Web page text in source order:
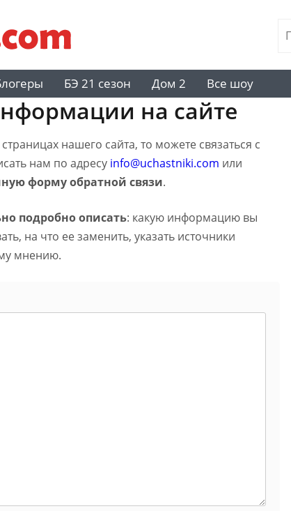
БЭ 21 сезон Дом 2 Все шоу
на сайте
нашего сайта, то можете связаться с
нам по адресу info@uchastniki.com или
форму обратной связи.
подробно описать: какую информацию вы
на что ее заменить, указать источники
мнению.